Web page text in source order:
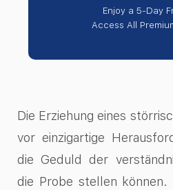
Enjoy a 5-Day
Access All
Die Erziehung eines
vor einzigartige
die Geduld der
die Probe stellen können.